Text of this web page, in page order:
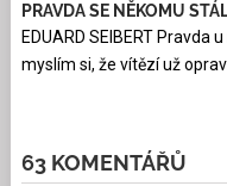
PRAVDA SE NĚKOMU
EDUARD SEIBERT
myslím si, že vítězí už
63 KOMENTÁŘŮ